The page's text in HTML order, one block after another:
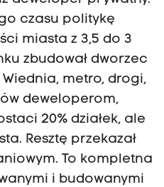
czasu politykę
miasta z 3,5 do 3
zbudował dworzec
metro, drogi,
deweloperom,
20% działek, ale
Resztę przekazał
To kompletna
i budowanymi